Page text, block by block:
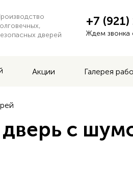
дверей
+7
Ждем звонка
Акции Галерея
с